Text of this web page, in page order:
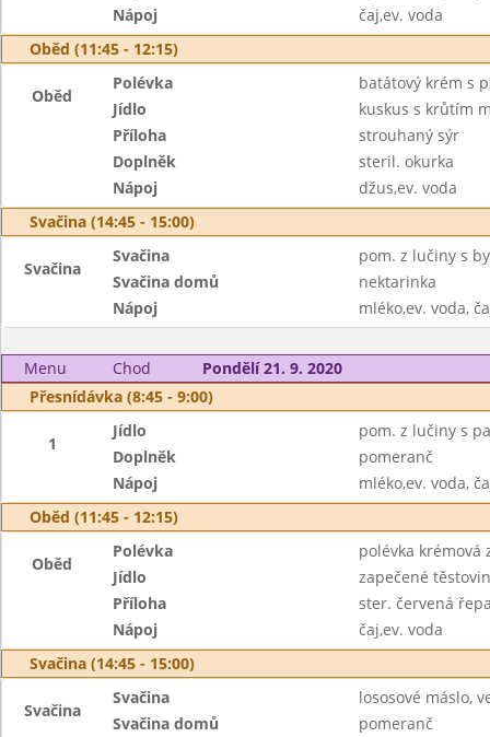
Nápoj
čaj,ev. voda
Oběd (11:45 - 12:15)
Oběd
Polévka
batátový krém s
Jídlo
kuskus s krůtím
Příloha
strouhaný sýr
Doplněk
steril. okurka
Nápoj
džus,ev. voda
Svačina (14:45 - 15:00)
Svačina
Svačina
pom. z lučiny s
Svačina domů
nektarinka
Nápoj
mléko,ev. voda,
Menu Chod
Pondělí 21. 9. 2020
Přesnídávka (8:45 - 9:00)
1
Jídlo
pom. z lučiny s
Doplněk
pomeranč
Nápoj
mléko,ev. voda,
Oběd (11:45 - 12:15)
Oběd
Polévka
polévka krémová
Jídlo
zapečené
Příloha
ster. červená
Nápoj
čaj,ev. voda
Svačina (14:45 - 15:00)
Svačina
Svačina
lososové máslo,
Svačina domů
pomeranč